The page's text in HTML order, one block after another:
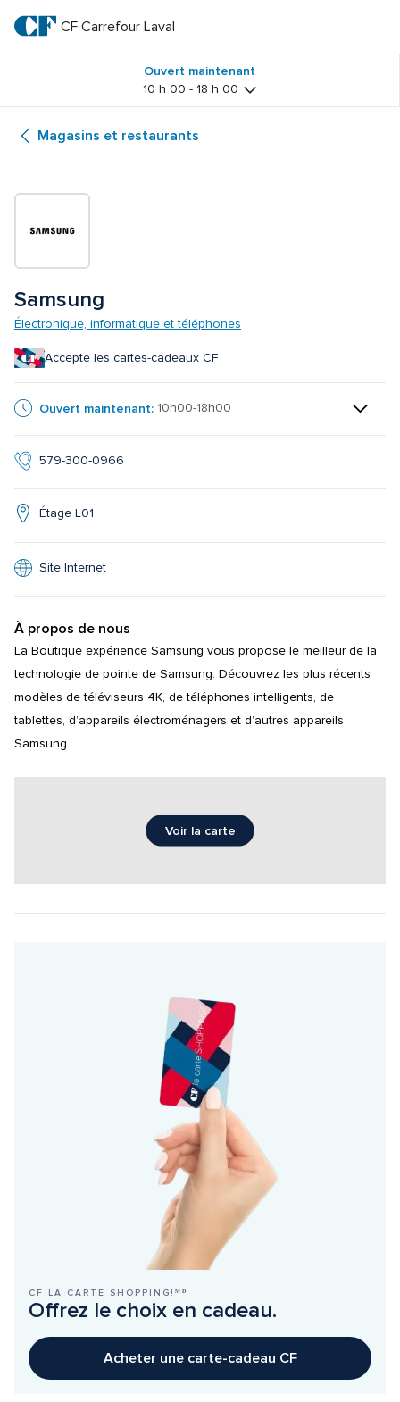
texte
principal
CF
Laval
CF Carrefour Laval
Ouvert maintenant
10 h 00 - 18 h 00
Magasins et restaurants
Samsung
Électronique, informatique et téléphones
Accepte les cartes-cadeaux CF
Ouvert maintenant: 10h00-18h00
579-300-0966
Étage L01
Site Internet
À propos de nous
La Boutique expérience Samsung vous propose le meilleur de la
technologie de pointe de Samsung. Découvrez les plus récents
modèles de téléviseurs 4K, de téléphones intelligents, de
tablettes, d’appareils électroménagers et d’autres appareils
Samsung.
Voir la carte
CF LA CARTE SHOPPING!ᴹᴰ
Offrez le choix en cadeau.
Acheter une carte-cadeau CF